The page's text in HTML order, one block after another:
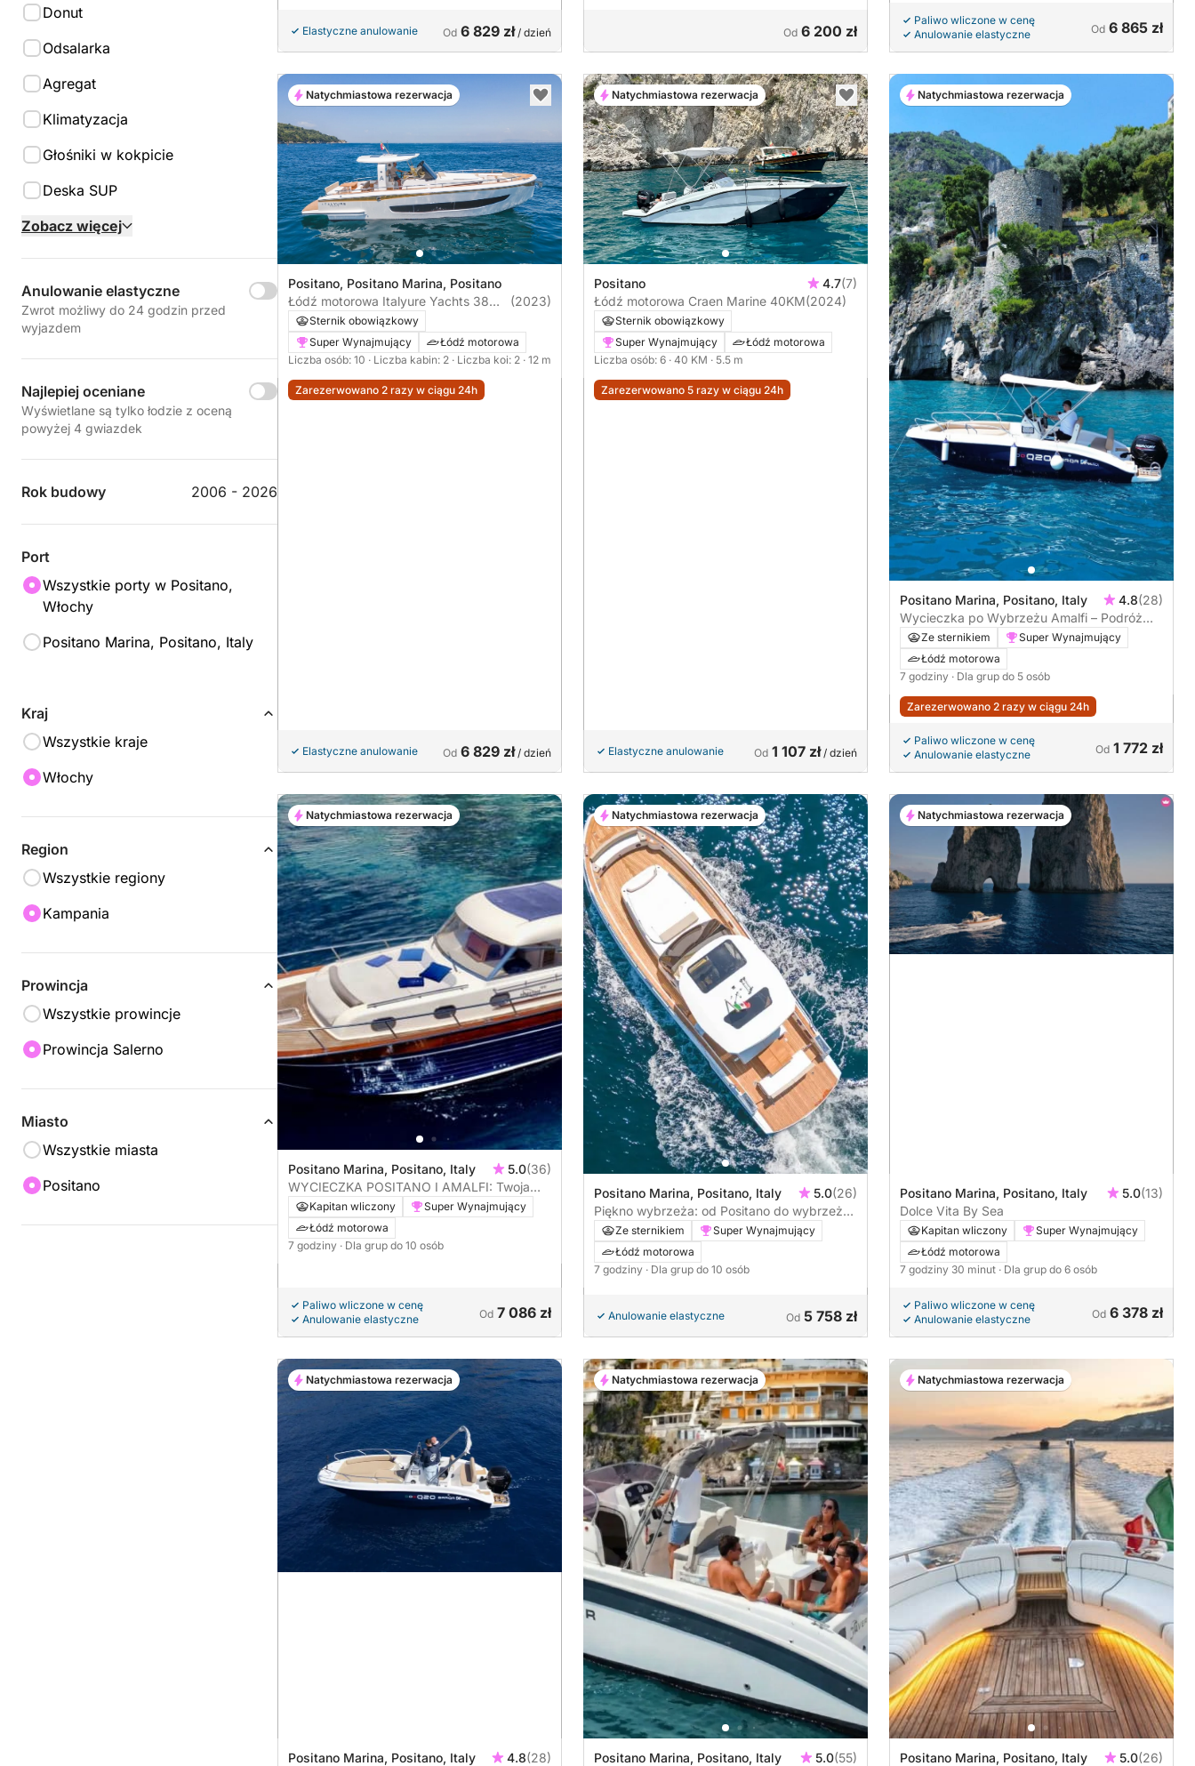
Donut
Odsalarka
Agregat
Klimatyzacja
Głośniki w kokpicie
Deska SUP
Zobacz więcej
Anulowanie elastyczne
Zwrot możliwy do 24 godzin przed
wyjazdem
Najlepiej oceniane
Wyświetlane są tylko łodzie z oceną
powyżej 4 gwiazdek
Rok budowy 2006 - 2026
Port
Wszystkie porty w Positano,
Włochy
Positano Marina, Positano, Italy
Kraj
Wszystkie kraje
Włochy
Region
Wszystkie regiony
Kampania
Prowincja
Wszystkie prowincje
Prowincja Salerno
Miasto
Wszystkie miasta
Positano
Elastyczne anulowanie Od 6 829 zł/ dzień Od 6 200 zł
Paliwo wliczone w cenę
Anulowanie elastyczne
Od 6 865 zł
Positano, Positano Marina, Positano
Łódź motorowa Italyure Yachts 38
740KM
(2023)
Sternik obowiązkowy
Super Wynajmujący
Łódź motorowa
Liczba osób: 10 · Liczba kabin: 2 · Liczba koi: 2 · 12 m
Zarezerwowano 2 razy w ciągu 24h
Elastyczne anulowanie Od 6 829 zł/ dzień
Natychmiastowa rezerwacja
Positano 4.7(7)
Łódź motorowa Craen Marine 40KM(2024)
Sternik obowiązkowy
Super Wynajmujący
Łódź motorowa
Liczba osób: 6 · 40 KM · 5.5 m
Zarezerwowano 5 razy w ciągu 24h
Elastyczne anulowanie Od 1 107 zł/ dzień
Natychmiastowa rezerwacja
Positano Marina, Positano, Italy 4.8(28)
Wycieczka po Wybrzeżu Amalfi – Podróż
pełna piękna i elegancji
Ze sternikiem
Super Wynajmujący
Łódź motorowa
7 godziny · Dla grup do 5 osób
Zarezerwowano 2 razy w ciągu 24h
Paliwo wliczone w cenę
Anulowanie elastyczne
Od 1 772 zł
Natychmiastowa rezerwacja
Positano Marina, Positano, Italy 5.0(36)
WYCIECZKA POSITANO I AMALFI: Twoja
spersonalizowana wycieczka z Positano
Kapitan wliczony
Super Wynajmujący
Łódź motorowa
7 godziny · Dla grup do 10 osób
Paliwo wliczone w cenę
Anulowanie elastyczne
Od 7 086 zł
Natychmiastowa rezerwacja
Positano Marina, Positano, Italy 5.0(26)
Piękno wybrzeża: od Positano do wybrzeża
AmalfiZe sternikiem
Super Wynajmujący
Łódź motorowa
7 godziny · Dla grup do 10 osób
Anulowanie elastyczne Od 5 758 zł
Natychmiastowa rezerwacja
Positano Marina, Positano, Italy 5.0(13)
Dolce Vita By Sea
Kapitan wliczony
Super Wynajmujący
Łódź motorowa
7 godziny 30 minut · Dla grup do 6 osób
Paliwo wliczone w cenę
Anulowanie elastyczne
Od 6 378 zł
Natychmiastowa rezerwacja
Positano Marina, Positano, Italy 4.8(28)
Natychmiastowa rezerwacja
Positano Marina, Positano, Italy 5.0(55)
Natychmiastowa rezerwacja
Positano Marina, Positano, Italy 5.0(26)
Natychmiastowa rezerwacja